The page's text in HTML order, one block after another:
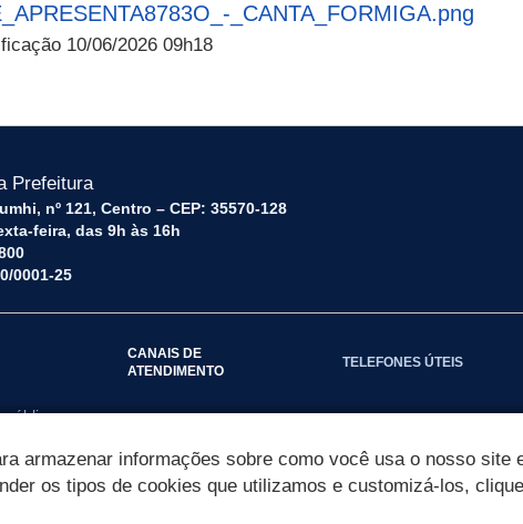
_CANTA_FORMIGA.png
10/06/2026 09h18
Prefeitura
nº 121, Centro – CEP: 35570-128
feira, das 9h às 16h
0001-25
público
CANAIS DE
ATENDIMENTO
TELEFONES ÚTEIS
armazenar informações sobre como você usa o nosso
os tipos de cookies que utilizamos e customizá-los,